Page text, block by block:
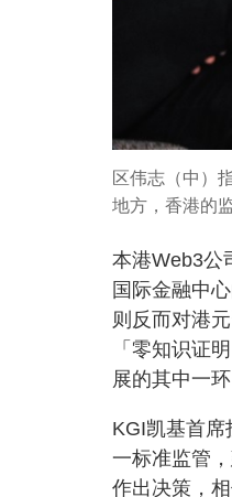
区伟志（中）
地方，香港的
本港Web3公
国际金融中
则反而对港
「零知识证
展的其中一
KGI凯基首
一标准监管
作出决策，